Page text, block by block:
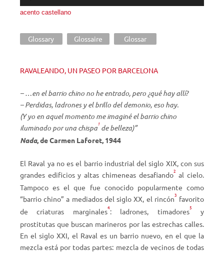
audio
acento castellano
Glossary Glossaire Glossar
RAVALEANDO, UN PASEO POR BARCELONA
– …en el barrio chino no he entrado, pero ¿qué hay allí?
– Perdidas, ladrones y el brillo del demonio, eso hay.
(Y yo en aquel momento me imaginé el barrio chino
iluminado por una chispa1 de belleza)”
Nada, de Carmen Laforet, 1944
El Raval ya no es el barrio industrial del siglo XIX, con sus
grandes edificios y altas chimeneas desafiando2 al cielo.
Tampoco es el que fue conocido popularmente como
“barrio chino” a mediados del siglo XX, el rincón3 favorito
de criaturas marginales4: ladrones, timadores5
y
prostitutas que buscan marineros por las estrechas calles.
En el siglo XXI, el Raval es un barrio nuevo, en el que la
mezcla está por todas partes: mezcla de vecinos de todas